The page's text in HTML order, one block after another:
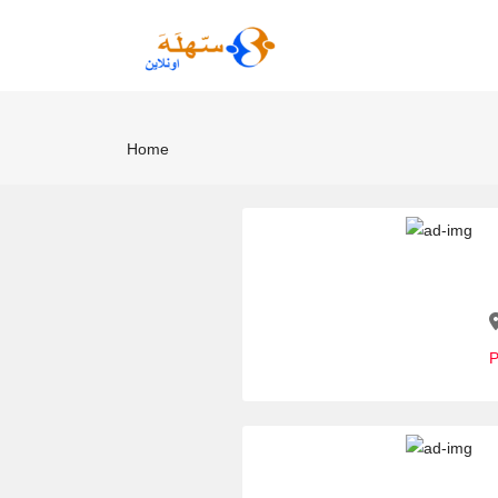
Home